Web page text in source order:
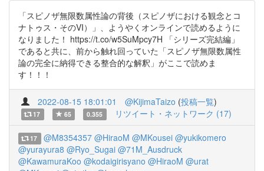
「スピノザ無限数属性論の背後（スピノザにおける観念とコ
ナトゥス・そのVI）」、ようやくオンラインで読めるように
なりました！ https://t.co/w5SuMpcy7H 「シリーズ完結編」
であると共に、前から触れ回っていた「スピノザ無限数属性
論の完全に納得できる整合的な解釈」がここで読めま
す！！！
2022-08-15 18:01:01 @KijimaTaizo (投稿一覧)
17 65 0.355 リツイート・ネットワーク (17)
17 @M8354357 @HiraoM @MKousei @yukikomero
@yurayura8 @Ryo_Sugai @71M_Ausdruck
@KawamuraKoo @kodaigirisyano @HiraoM @urat